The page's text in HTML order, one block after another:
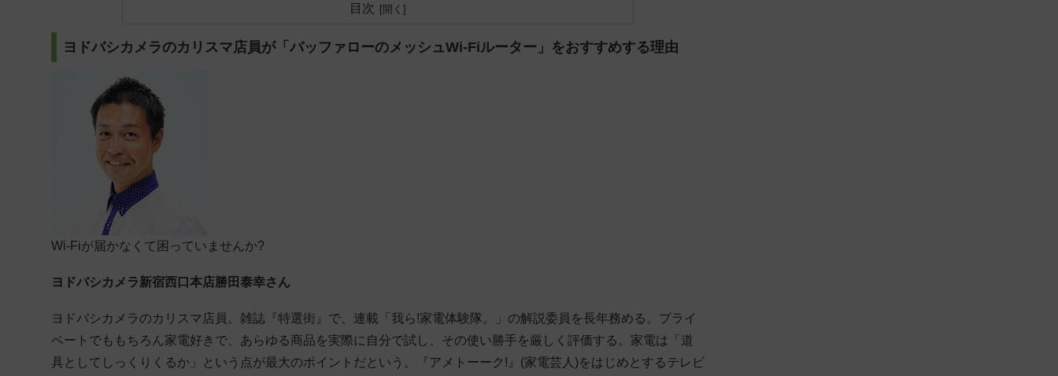
目次
ヨドバシカメラのカリスマ店員が「バッファローのメッシュWi-Fiルーター」をおすすめする理由
Wi-Fiが届かなくて困っていませんか?
ヨドバシカメラ新宿西口本店勝田泰幸さん
ヨドバシカメラのカリスマ店員。雑誌『特選街』で、連載「我ら!家電体験隊。」の解説委員を長年務める。プライ
ベートでももちろん家電好きで、あらゆる商品を実際に自分で試し、その使い勝手を厳しく評価する。家電は「道
具としてしっくりくるか」という点が最大のポイントだという。『アメトーーク!』(家電芸人)をはじめとするテレビ